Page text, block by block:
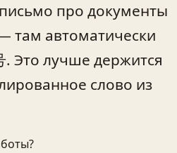
про документы
там автоматически
. Это лучше держится
слово из